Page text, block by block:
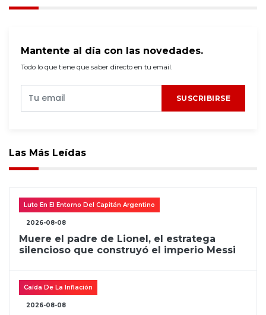
Mantente al día con las novedades.
Todo lo que tiene que saber directo en tu email.
SUSCRIBIRSE
Las Más Leídas
Luto En El Entorno Del Capitán Argentino
2026-08-08
Muere el padre de Lionel, el estratega
silencioso que construyó el imperio Messi
Caída De La Inflación
2026-08-08